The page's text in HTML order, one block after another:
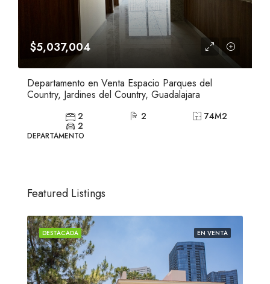
$5,037,004
Departamento en Venta Espacio Parques del
Country, Jardines del Country, Guadalajara
2 2 74M2
2
DEPARTAMENTO
Featured Listings
EN VENTA
DESTACADA